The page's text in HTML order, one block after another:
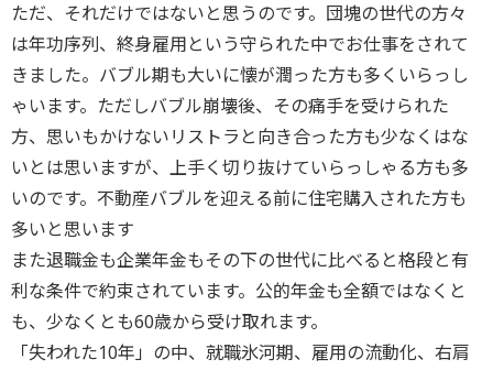
ただ、それだけではないと思うのです。団塊の世代の方々
は年功序列、終身雇用という守られた中でお仕事をされて
きました。バブル期も大いに懐が潤った方も多くいらっし
ゃいます。ただしバブル崩壊後、その痛手を受けられた
方、思いもかけないリストラと向き合った方も少なくはな
いとは思いますが、上手く切り抜けていらっしゃる方も多
いのです。不動産バブルを迎える前に住宅購入された方も
多いと思います
また退職金も企業年金もその下の世代に比べると格段と有
利な条件で約束されています。公的年金も全額ではなくと
も、少なくとも60歳から受け取れます。
「失われた10年」の中、就職氷河期、雇用の流動化、右肩